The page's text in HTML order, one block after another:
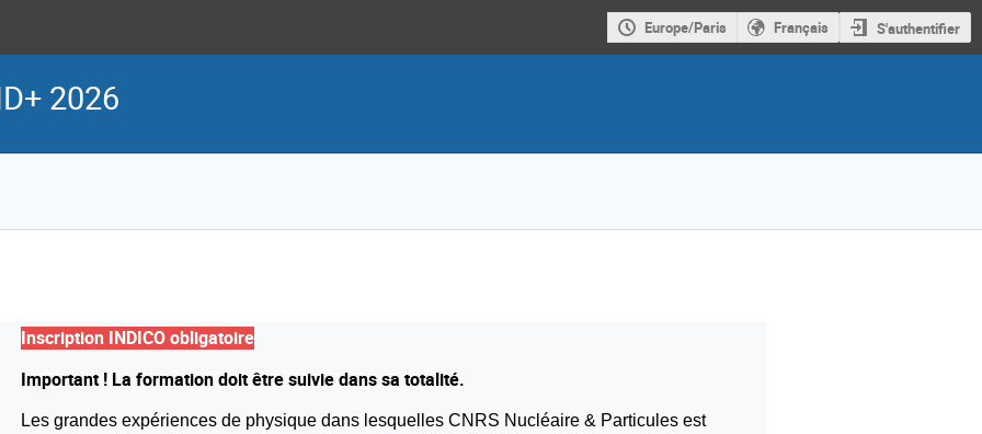
Europe/Paris Français S'authentifier
2026
Inscription INDICO obligatoire
Important ! La formation doit être suivie dans sa totalité.
Les grandes expériences de physique dans lesquelles CNRS Nucléaire & Particules est